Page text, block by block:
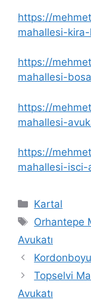
https://
mahallesi-
https://
mahallesi-
https://
mahallesi-
https://
mahallesi-isci-
Kategoriler
Kartal
Etiketler
Orhantepe
Avukatı
Topselvi
Avukatı